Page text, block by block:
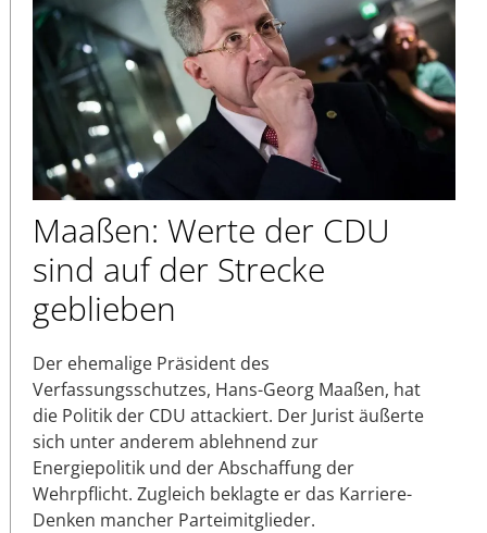
Maaßen: Werte der CDU
sind auf der Strecke
geblieben
Der ehemalige Präsident des
Verfassungsschutzes, Hans-Georg Maaßen, hat
die Politik der CDU attackiert. Der Jurist äußerte
sich unter anderem ablehnend zur
Energiepolitik und der Abschaffung der
Wehrpflicht. Zugleich beklagte er das Karriere-
Denken mancher Parteimitglieder.